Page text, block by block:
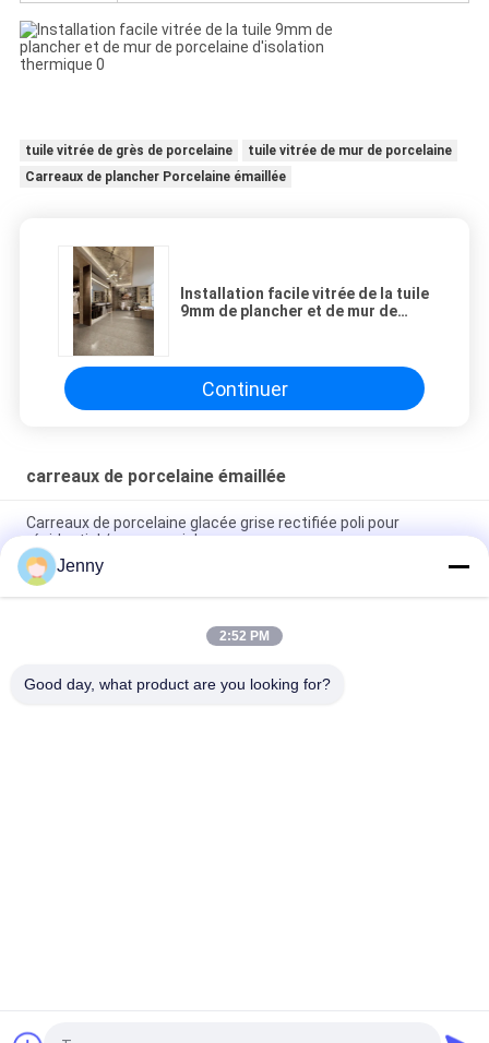
tuile vitrée de grès de porcelaine
tuile vitrée de mur de porcelaine
Carreaux de plancher Porcelaine émaillée
Installation facile vitrée de la tuile
9mm de plancher et de mur de
Continuer
carreaux de porcelaine émaillée
Carreaux de porcelaine glacée grise rectifiée poli pour
résidentiel / commercial
Carreaux de porcelaine rectifiée glacée brillante avec finition
polie à faible absorption d'eau
Carreaux blancs vitrés Machine Carreaux de porcelaine de
Ciment
Jenny
2:52 PM
Good day, what product are you looking for?